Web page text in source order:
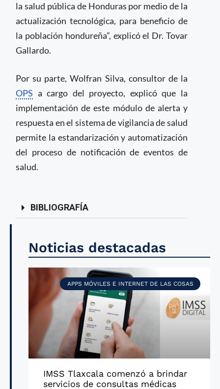
la salud pública de Honduras por medio de la
actualización tecnológica, para beneficio de
la población hondureña”, explicó el Dr. Tovar
Gallardo.
Por su parte, Wolfran Silva, consultor de la
OPS a cargo del proyecto, explicó que la
implementación de este módulo de alerta y
respuesta en el sistema de vigilancia de salud
permite la estandarización y automatización
del proceso de notificación de eventos de
salud.
BIBLIOGRAFÍA
Noticias destacadas
APPS MÓVILES E INTERNET DE LAS COSAS
IMSS Tlaxcala comenzó a brindar
servicios de consultas médicas